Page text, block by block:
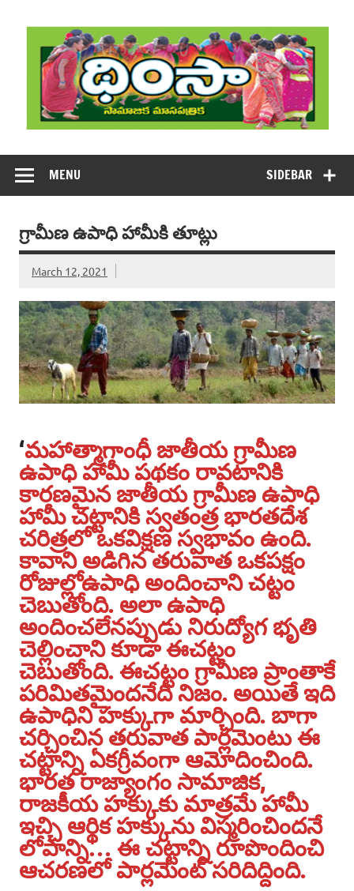
content
DHIMSA
SIDEBAR
MENU
గ్రామీణ ఉపాధి హామీకి తూట్లు
March 12, 2021
‘మహాత్మాగాంధీ జాతీయ గ్రామీణ
ఉపాధి హామీ పథకం రావటానికి
కారణమైన జాతీయ గ్రామీణ ఉపాధి
హామీ చట్టానికి స్వతంత్ర భారతదేశ
చరిత్రలో ఒకవిక్షణ స్వభావం ఉంది.
కావాని అడిగిన తరువాత ఒకపక్షం
రోజుల్లోఉపాధి అందించాని చట్టం
చెబుతోంది. అలా ఉపాధి
అందించలేనప్పుడు నిరుద్యోగ భృతి
చెల్లించాని కూడా ఈచట్టం
చెబుతోంది. ఈచట్టం గ్రామీణ ప్రాంతాకే
పరిమితమైందనేది నిజం. అయితే ఇది
ఉపాధిని హక్కుగా మార్చింది. బాగా
చర్చించిన తరువాత పార్లమెంటు ఈ
చట్టాన్ని ఏకగ్రీవంగా ఆమోదించింది.
భారత రాజ్యాంగం సామాజిక,
రాజకీయ హక్కుకు మాత్రమే హామీ
ఇచ్చి ఆర్థిక హక్కును విస్మరించిందనే
లోపాన్ని… ఈ చట్టాన్ని రూపొందించి
ఆచరణలో పార్లమెంట్‌ సరిదిద్దింది.